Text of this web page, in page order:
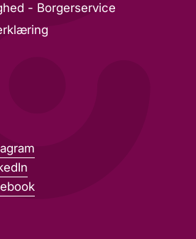
- Borgerservice